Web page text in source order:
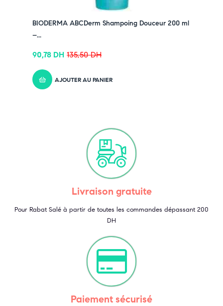
BIODERMA ABCDerm Shampoing Douceur 200 ml
–...
135,50DH
90,78 DH
AJOUTER AU PANIER
Livraison gratuite
Pour Rabat Salé à partir de toutes les commandes dépassant 200
DH
Paiement sécurisé